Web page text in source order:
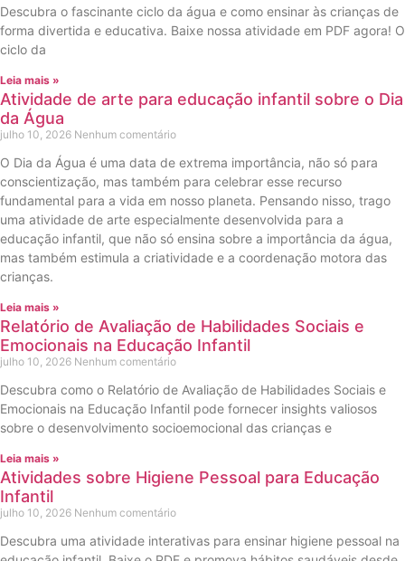
Descubra o fascinante ciclo da água e como ensinar às crianças de
forma divertida e educativa. Baixe nossa atividade em PDF agora! O
ciclo da
Leia mais »
Atividade de arte para educação infantil sobre o Dia
da Água
julho 10, 2026 Nenhum comentário
O Dia da Água é uma data de extrema importância, não só para
conscientização, mas também para celebrar esse recurso
fundamental para a vida em nosso planeta. Pensando nisso, trago
uma atividade de arte especialmente desenvolvida para a
educação infantil, que não só ensina sobre a importância da água,
mas também estimula a criatividade e a coordenação motora das
crianças.
Leia mais »
Relatório de Avaliação de Habilidades Sociais e
Emocionais na Educação Infantil
julho 10, 2026 Nenhum comentário
Descubra como o Relatório de Avaliação de Habilidades Sociais e
Emocionais na Educação Infantil pode fornecer insights valiosos
sobre o desenvolvimento socioemocional das crianças e
Leia mais »
Atividades sobre Higiene Pessoal para Educação
Infantil
julho 10, 2026 Nenhum comentário
Descubra uma atividade interativas para ensinar higiene pessoal na